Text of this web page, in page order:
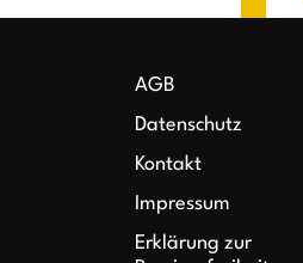
AGB
Datenschutz
Kontakt
Impressum
Erklärung zur